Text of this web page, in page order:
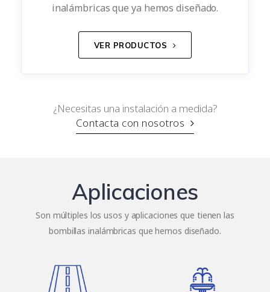
inalámbricas que ya hemos diseñado.
VER PRODUCTOS
¿Necesitas una instalación a medida?
Contacta con nosotros
Aplicaciones
Son múltiples los usos y aplicaciones que tienen las
bombillas inalámbricas que hemos diseñado.